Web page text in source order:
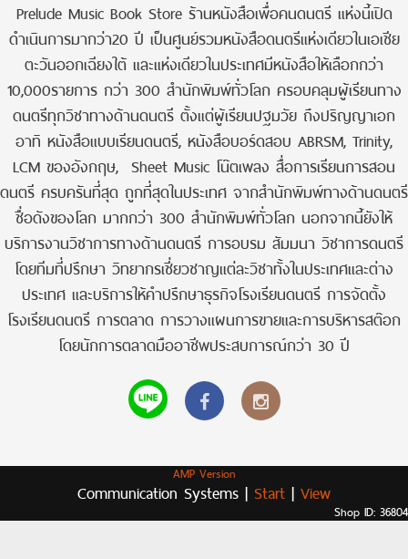
Prelude Music Book Store ร้านหนังสือเพื่อคนดนตรี แห่งนี้เปิด
ดำเนินการมากว่า20 ปี เป็นศูนย์รวมหนังสือดนตรีแห่งเดียวในเอเชีย
ตะวันออกเฉียงใต้ และแห่งเดียวในประเทศมีหนังสือให้เลือกกว่า
10,000รายการ กว่า 300 สำนักพิมพ์ทั่วโลก ครอบคลุมผู้เรียนทาง
ดนตรีทุกวิชาทางด้านดนตรี ตั้งแต่ผู้เรียนปฐมวัย ถึงปริญญาเอก
อาทิ หนังสือแบบเรียนดนตรี, หนังสือบอร์ดสอบ ABRSM, Trinity,
LCM ของอังกฤษ, Sheet Music โน๊ตเพลง สื่อการเรียนการสอน
ดนตรี ครบครันที่สุด ถูกที่สุดในประเทศ จากสำนักพิมพ์ทางด้านดนตรี
ชื่อดังของโลก มากกว่า 300 สำนักพิมพ์ทั่วโลก นอกจากนี้ยังให้
บริการงานวิชาการทางด้านดนตรี การอบรม สัมมนา วิชาการดนตรี
โดยทีมที่ปรึกษา วิทยากรเชี่ยวชาญแต่ละวิชาทั้งในประเทศและต่าง
ประเทศ และบริการให้คำปรึกษาธุรกิจโรงเรียนดนตรี การจัดตั้ง
โรงเรียนดนตรี การตลาด การวางแผนการขายและการบริหารสต๊อก
โดยนักการตลาดมืออาชีพประสบการณ์กว่า 30 ปี
AMP Version
Communication Systems | Start | View
Shop ID: 36804